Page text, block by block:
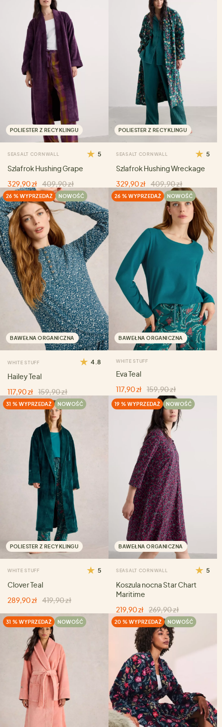
POLIESTER Z RECYKLINGU
SEASALT CORNWALL 5
Szlafrok Hushing Grape
329,90 zł 409,90 zł
POLIESTER Z RECYKLINGU
SEASALT CORNWALL 5
Szlafrok Hushing Wreckage
329,90 zł 409,90 zł
26 % WYPRZEDAŻ NOWOŚĆ
BAWEŁNA ORGANICZNA
WHITE STUFF 4.8
Hailey Teal
117,90 zł 159,90 zł
26 % WYPRZEDAŻ NOWOŚĆ
BAWEŁNA ORGANICZNA
WHITE STUFF
Eva Teal
117,90 zł 159,90 zł
31 % WYPRZEDAŻ NOWOŚĆ
POLIESTER Z RECYKLINGU
WHITE STUFF 5
Clover Teal
289,90 zł 419,90 zł
19 % WYPRZEDAŻ NOWOŚĆ
BAWEŁNA ORGANICZNA
SEASALT CORNWALL 5
Koszula nocna Star Chart
Maritime
219,90 zł 269,90 zł
31 % WYPRZEDAŻ NOWOŚĆ 20 % WYPRZEDAŻ NOWOŚĆ